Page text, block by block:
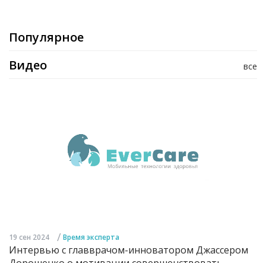
Популярное
все
Видео
19 сен 2024 / Время эксперта
Интервью с главврачом-инноватором Джассером